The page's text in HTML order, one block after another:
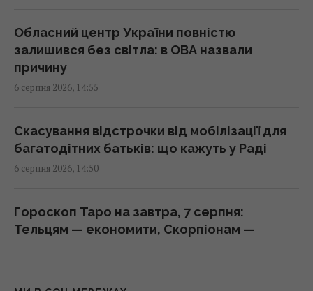
15:30 четвер, 06 серпня 2026
Ремонт замість заміни: нові підходи до
відновлення алюмінієвих кузовів
Росія терміново шукає заміну своїм
"Іскандерам": експерт вказав причину
Apple готує революцію: AirPods із
Обласний центр України повністю
залишився без світла: в ОВА назвали
причину
6 серпня 2026, 14:55
Скасування відстрочки від мобілізації для
багатодітних батьків: що кажуть у Раді
6 серпня 2026, 14:50
Гороскоп Таро на завтра, 7 серпня:
Тельцям — економити, Скорпіонам —